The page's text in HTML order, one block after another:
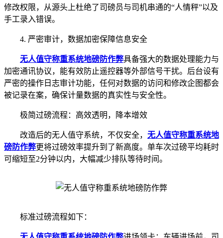
修改权限，从源头上杜绝了司磅员与司机串通的“人情秤”以及
手工录入错误。
4. 严密审计，数据加密保障信息安全
无人值守称重系统地磅防作弊具备强大的数据处理能力与
加密通讯协议，能有效防止遥控器等外部信号干扰。后台设有
严密的操作日志审计功能，任何对数据的访问和修改企图都会
被记录在案，确保计量数据的真实性与安全性。
极简过磅流程：高效透明，降本增效
改造后的无人值守系统，不仅安全， 无人值守称重系统地
磅防作弊更将过磅效率提升到了新高度。单车次过磅平均耗时
可缩短至2分钟以内，大幅减少排队等待时间。
标准过磅流程如下：